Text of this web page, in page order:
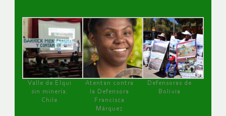
Valle de Elqui
sin minería.
Chile
Atentan contra
la Defensora
Francisca
Márquez
Defensoras de
Bolivia